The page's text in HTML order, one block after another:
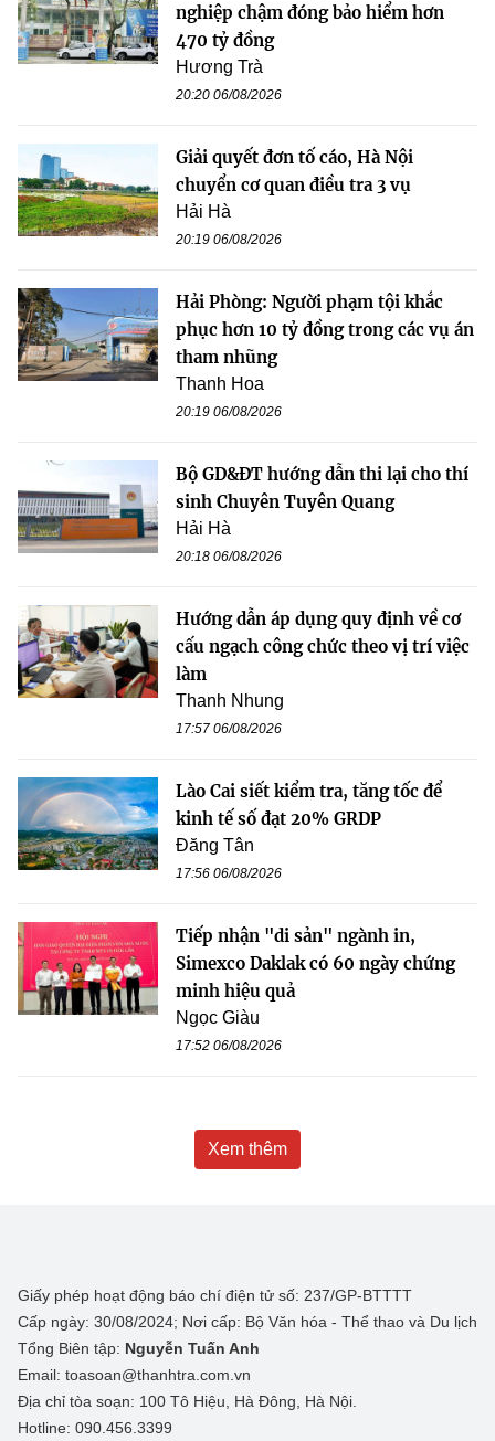
nghiệp chậm đóng bảo hiểm hơn
470 tỷ đồng
Hương Trà
20:20 06/08/2026
Giải quyết đơn tố cáo, Hà Nội
chuyển cơ quan điều tra 3 vụ
Hải Hà
20:19 06/08/2026
Hải Phòng: Người phạm tội khắc
phục hơn 10 tỷ đồng trong các vụ án
tham nhũng
Thanh Hoa
20:19 06/08/2026
Bộ GD&ĐT hướng dẫn thi lại cho thí
sinh Chuyên Tuyên Quang
Hải Hà
20:18 06/08/2026
Hướng dẫn áp dụng quy định về cơ
cấu ngạch công chức theo vị trí việc
làm
Thanh Nhung
17:57 06/08/2026
Lào Cai siết kiểm tra, tăng tốc để
kinh tế số đạt 20% GRDP
Đăng Tân
17:56 06/08/2026
Tiếp nhận "di sản" ngành in,
Simexco Daklak có 60 ngày chứng
minh hiệu quả
Ngọc Giàu
17:52 06/08/2026
Xem thêm
Giấy phép hoạt động báo chí điện tử số: 237/GP-BTTTT
Cấp ngày: 30/08/2024; Nơi cấp: Bộ Văn hóa - Thể thao và Du lịch
Tổng Biên tập: Nguyễn Tuấn Anh
Email: toasoan@thanhtra.com.vn
Địa chỉ tòa soạn: 100 Tô Hiệu, Hà Đông, Hà Nội.
Hotline: 090.456.3399